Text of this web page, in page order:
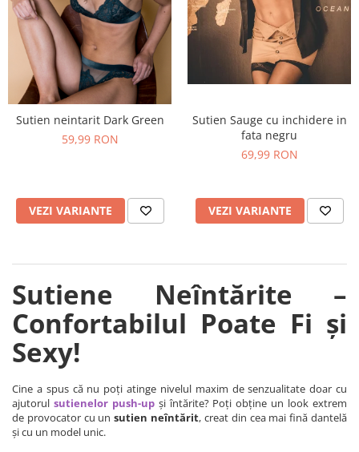
Sutien neintarit Dark Green
59,99 RON
VEZI VARIANTE
Sutien Sauge cu inchidere in
fata negru
69,99 RON
VEZI VARIANTE
Sutiene Neîntărite –
Confortabilul Poate Fi și
Sexy!
Cine a spus că nu poți atinge nivelul maxim de senzualitate doar cu
ajutorul sutienelor push-up și întărite? Poți obține un look extrem
de provocator cu unsutien neîntărit, creat din cea mai fină dantelă
și cu un model unic.